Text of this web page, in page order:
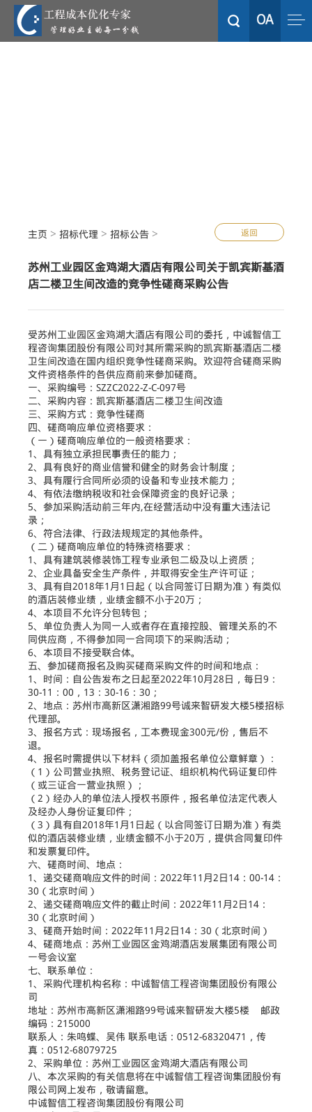
返回
主页 > 招标代理 > 招标公告 >
苏州工业园区金鸡湖大酒店有限公司关于凯宾斯基酒
店二楼卫生间改造的竞争性磋商采购公告
受苏州工业园区金鸡湖大酒店有限公司的委托，中诚智信工
程咨询集团股份有限公司对其所需采购的凯宾斯基酒店二楼
卫生间改造在国内组织竞争性磋商采购。欢迎符合磋商采购
文件资格条件的各供应商前来参加磋商。
一、采购编号：SZZC2022-Z-C-097号
二、采购内容：凯宾斯基酒店二楼卫生间改造
三、采购方式：竞争性磋商
四、磋商响应单位资格要求：
（一）磋商响应单位的一般资格要求：
1、具有独立承担民事责任的能力；
2、具有良好的商业信誉和健全的财务会计制度；
3、具有履行合同所必须的设备和专业技术能力；
4、有依法缴纳税收和社会保障资金的良好记录；
5、参加采购活动前三年内,在经营活动中没有重大违法记
录；
6、符合法律、行政法规规定的其他条件。
（二）磋商响应单位的特殊资格要求：
1、具有建筑装修装饰工程专业承包二级及以上资质；
2、企业具备安全生产条件，并取得安全生产许可证；
3、具有自2018年1月1日起（以合同签订日期为准）有类似
的酒店装修业绩，业绩金额不小于20万；
4、本项目不允许分包转包；
5、单位负责人为同一人或者存在直接控股、管理关系的不
同供应商，不得参加同一合同项下的采购活动；
6、本项目不接受联合体。
五、参加磋商报名及购买磋商采购文件的时间和地点：
1、时间：自公告发布之日起至2022年10月28日，每日9：
30-11：00，13：30-16：30；
2、地点：苏州市高新区潇湘路99号诚来智研发大楼5楼招标
代理部。
3、报名方式：现场报名，工本费现金300元/份，售后不
退。
4、报名时需提供以下材料（须加盖报名单位公章鲜章）：
（1）公司营业执照、税务登记证、组织机构代码证复印件
（或三证合一营业执照）；
（2）经办人的单位法人授权书原件，报名单位法定代表人
及经办人身份证复印件；
（3）具有自2018年1月1日起（以合同签订日期为准）有类
似的酒店装修业绩，业绩金额不小于20万，提供合同复印件
和发票复印件。
六、磋商时间、地点：
1、递交磋商响应文件的时间：2022年11月2日14：00-14：
30（北京时间）
2、递交磋商响应文件的截止时间：2022年11月2日14：
30（北京时间）
3、磋商开始时间：2022年11月2日14：30（北京时间）
4、磋商地点：苏州工业园区金鸡湖酒店发展集团有限公司
一号会议室
七、联系单位：
1、采购代理机构名称：中诚智信工程咨询集团股份有限公
司
地址：苏州市高新区潇湘路99号诚来智研发大楼5楼 邮政
编码：215000
联系人：朱鸣蝶、吴伟 联系电话：0512-68320471，传
真：0512-68079725
2、采购单位：苏州工业园区金鸡湖大酒店有限公司
八、本次采购的有关信息将在中诚智信工程咨询集团股份有
限公司网上发布，敬请留意。
中诚智信工程咨询集团股份有限公司